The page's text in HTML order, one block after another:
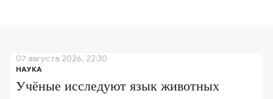
НАУКА
Учёные исследуют язык животных
07 августа 2026, 22:30